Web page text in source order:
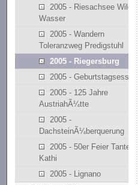
2005 - Riesachsee Wilde
Wasser
2005 - Wandern
Toleranzweg Predigstuhl
2005 - Riegersburg
2005 - Geburtstagsessen
2005 - 125 Jahre
AustriahÃ¼tte
2005 -
DachsteinÃ¼berquerung
2005 - 50er Feier Tante
Kathi
2005 - Lignano